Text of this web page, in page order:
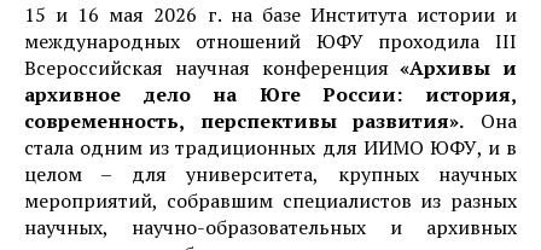
15 и 16 мая 2026 г. на базе Института истории и
международных отношений ЮФУ проходила III
Всероссийская научная конференция«Архивы и
архивное дело на Юге России: история,
современность, перспективы развития». Она
стала одним из традиционных для ИИМО ЮФУ, и в
целом – для университета, крупных научных
мероприятий, собравшим специалистов из разных
научных, научно-образовательных и архивных